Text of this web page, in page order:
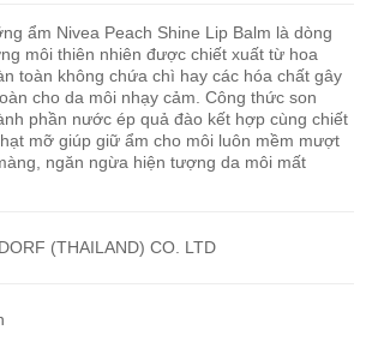
ẩm Nivea Peach Shine Lip Balm là dòng
môi thiên nhiên được chiết xuất từ hoa
toàn không chứa chì hay các hóa chất gây
cho da môi nhạy cảm. Công thức son
phần nước ép quả đào kết hợp cùng chiết
mỡ giúp giữ ẩm cho môi luôn mềm mượt
ngăn ngừa hiện tượng da môi mất
(THAILAND) CO. LTD